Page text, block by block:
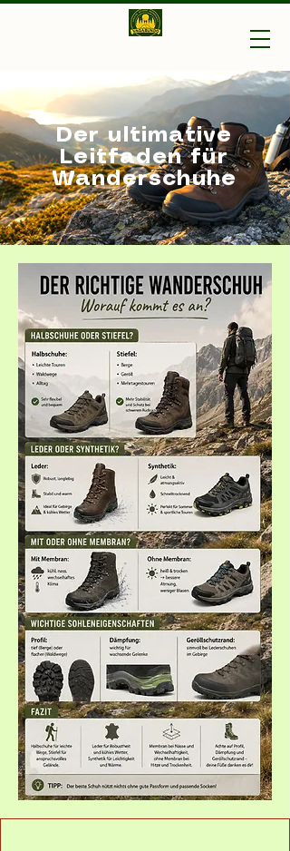
Vagabundo-Ihr Outdoor
Der ultimative
Leitfaden für
Wanderschuhe